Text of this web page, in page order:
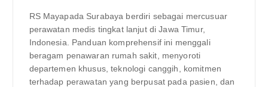
RS Mayapada Surabaya berdiri sebagai mercusuar
perawatan medis tingkat lanjut di Jawa Timur,
Indonesia. Panduan komprehensif ini menggali
beragam penawaran rumah sakit, menyoroti
departemen khusus, teknologi canggih, komitmen
terhadap perawatan yang berpusat pada pasien, dan